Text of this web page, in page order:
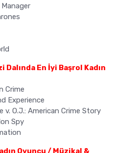
Dalında En İyi Başrol Kadın
Crime
Experience
v. O.J.: American Crime Story
Spy
Oyuncu / Müzikal &